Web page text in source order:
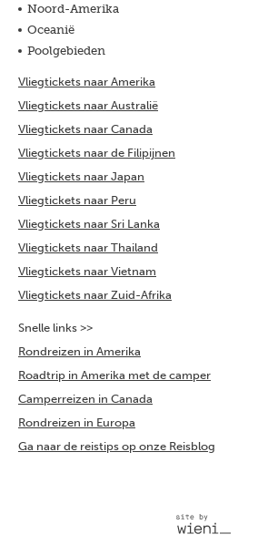
Noord-Amerika
Oceanië
Poolgebieden
Vliegtickets naar Amerika
Vliegtickets naar Australië
Vliegtickets naar Canada
Vliegtickets naar de Filipijnen
Vliegtickets naar Japan
Vliegtickets naar Peru
Vliegtickets naar Sri Lanka
Vliegtickets naar Thailand
Vliegtickets naar Vietnam
Vliegtickets naar Zuid-Afrika
Snelle links >>
Rondreizen in Amerika
Roadtrip in Amerika met de camper
Camperreizen in Canada
Rondreizen in Europa
Ga naar de reistips op onze Reisblog